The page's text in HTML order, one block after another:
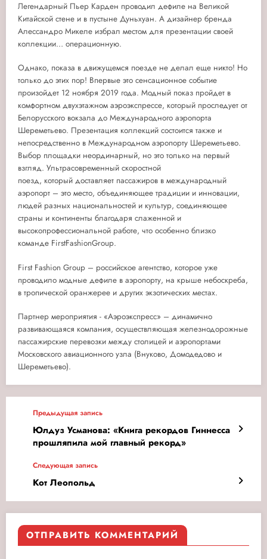
Легендарный Пьер Карден проводил дефиле на Великой
Китайской стене и в пустыне Дуньхуан. А дизайнер бренда
Алессандро Микеле избрал местом для презентации своей
коллекции… операционную.
Однако, показа в движущемся поезде не делал еще никто! Но
только до этих пор! Впервые это сенсационное событие
произойдет 12 ноября 2019 года. Модный показ пройдет в
комфортном двухэтажном аэроэкспрессе, который проследует от
Белорусского вокзала до Международного аэропорта
Шереметьево. Презентация коллекций состоится также и
непосредственно в Международном аэропорту Шереметьево.
Выбор площадки неординарный, но это только на первый
взгляд. Ультрасовременный скоростной
поезд, который доставляет пассажиров в международный
аэропорт – это место, объединяющее традиции и инновации,
людей разных национальностей и культур, соединяющее
страны и континенты благодаря слаженной и
высокопрофессиональной работе, что особенно близко
команде FirstFashionGroup.
First Fashion Group – российское агентство, которое уже
проводило модные дефиле в аэропорту, на крыше небоскреба,
в тропической оранжерее и других экзотических местах.
Партнер мероприятия - «Аэроэкспресс» – динамично
развивающаяся компания, осуществляющая железнодорожные
пассажирские перевозки между столицей и аэропортами
Московского авиационного узла (Внуково, Домодедово и
Шереметьево).
Предыдущая запись
Юлдуз Усманова: «Книга рекордов Гиннесса
прошляпила мой главный рекорд»
Следующая запись
Кот Леопольд
ОТПРАВИТЬ КОММЕНТАРИЙ